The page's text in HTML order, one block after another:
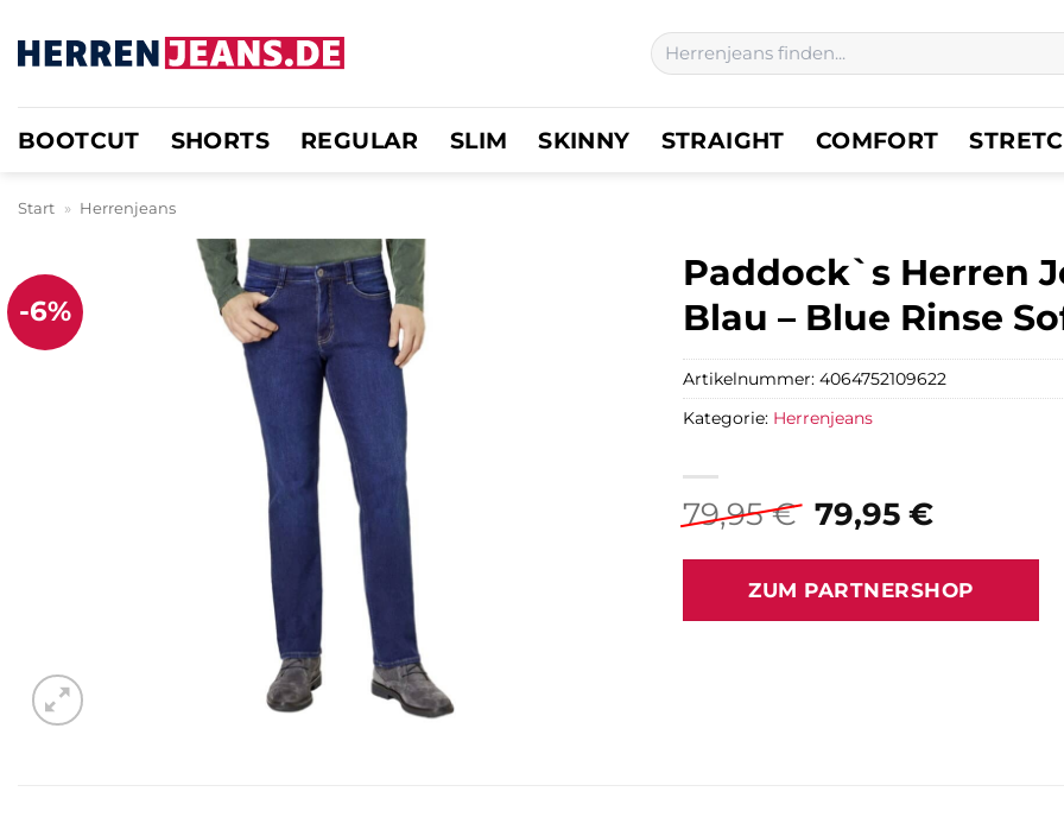
Inhalt
Suchen
nach:
BOOTCUT SHORTS REGULAR SLIM SKINNY STRAIGHT COMFORT
Start » Herrenjeans
-6%
Paddock`s Herren
Blau – Blue Rinse
79,95€ Ursprünglicher
war:
79,95 €
79,95 €Aktueller
ist:
79,95 €.
ZUM PARTNERSHOP
Artikelnummer: 4064752109622
Kategorie: Herrenjeans